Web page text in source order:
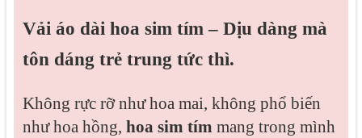
Vải áo dài hoa sim tím – Dịu dàng mà
tôn dáng trẻ trung tức thì.
Không rực rỡ như hoa mai, không phổ biến
như hoa hồng, hoa sim tím mang trong mình